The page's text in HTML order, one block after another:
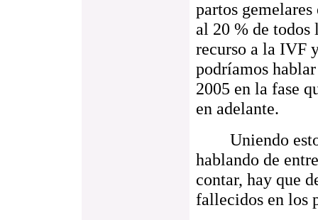
partos
al 20 % de todos
recurso a la IVF
podríamos
2005 en la fase
en adelante.
Uniendo estos
hablando de
contar, hay que
fallecidos en los